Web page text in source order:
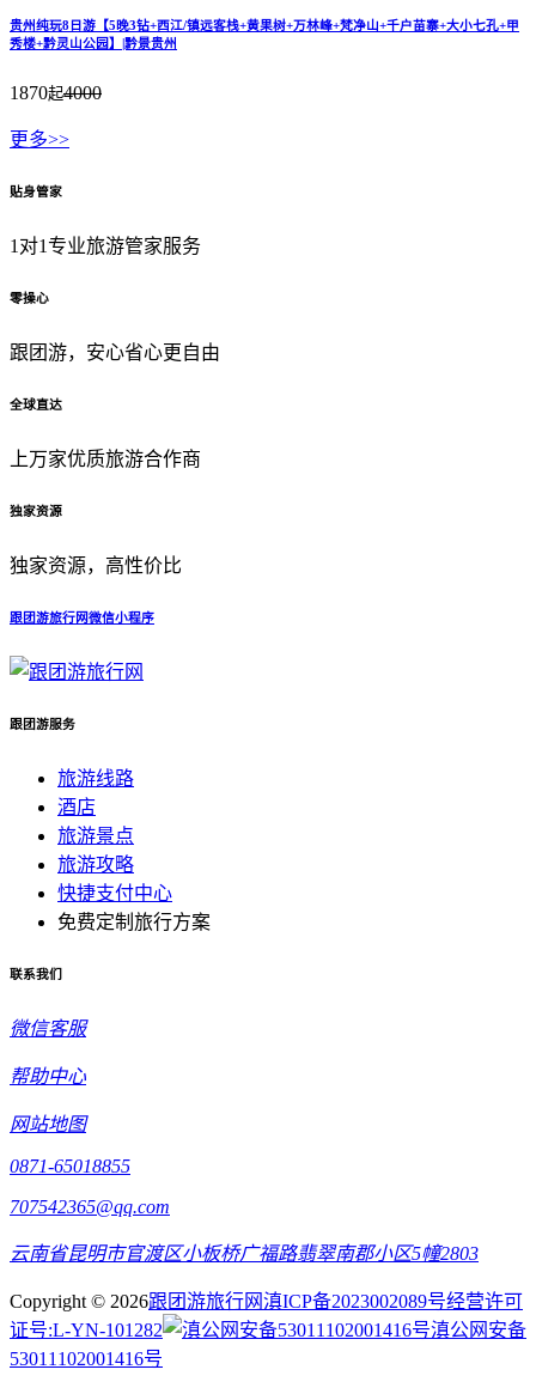
贵州纯玩8日游【5晚3钻+西江/镇远客栈+黄果树+万林峰+梵净山+千户苗寨+大小七孔+甲
秀楼+黔灵山公园】|黔景贵州
1870起4000
更多>>
贴身管家
1对1专业旅游管家服务
零操心
跟团游，安心省心更自由
全球直达
上万家优质旅游合作商
独家资源
独家资源，高性价比
跟团游旅行网微信小程序
跟团游服务
旅游线路
酒店
旅游景点
旅游攻略
快捷支付中心
免费定制旅行方案
联系我们
微信客服
帮助中心
网站地图
0871-65018855
707542365@qq.com
云南省昆明市官渡区小板桥广福路翡翠南郡小区5幢2803
Copyright © 2026跟团游旅行网滇ICP备2023002089号经营许可
证号:L-YN-101282
滇公网安备
53011102001416号